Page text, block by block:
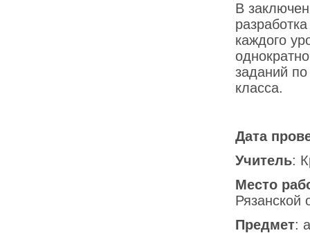
В
каждого
заданий
класса.
Дата
Учитель:
Место
Рязанской
Предмет: